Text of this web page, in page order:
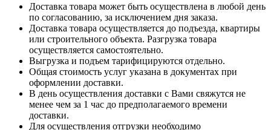
Доставка товара может быть осуществлена в любой день
по согласованию, за исключением дня заказа.
Доставка товара осуществляется до подъезда, квартиры
или строительного объекта. Разгрузка товара
осуществляется самостоятельно.
Выгрузка и подъем тарифицируются отдельно.
Общая стоимость услуг указана в документах при
оформлении доставки.
В день осуществления доставки с Вами свяжутся не
менее чем за 1 час до предполагаемого времени
доставки.
Для осуществления отгрузки необходимо